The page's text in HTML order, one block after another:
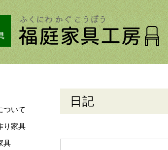
ついて
り家具
具
日記